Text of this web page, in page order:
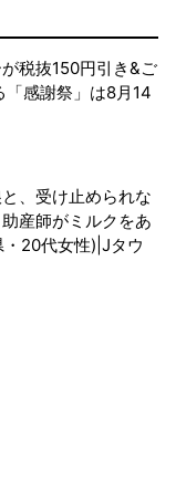
税抜150円引き&ご
「感謝祭」は8月14
、受け止められな
産師がミルクをあ
20代女性)|Jタウ